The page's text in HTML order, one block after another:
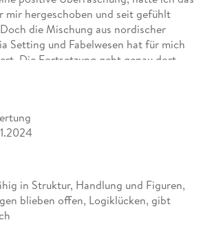
mir hergeschoben und seit gefühlt
die Mischung aus nordischer
Setting und Fabelwesen hat für mich
Die Fortsetzung geht genau dort
Ivy erneut zum Spielball der Götter
anderen Plan mit ihr?Ich fand
einerseits spannend, andererseits
Fantasy umfunktioniert. Dennoch war
Ende fesselnd und hat mich
mitgenommen, denn auch der Tod
in Struktur, Handlung und Figuren,
blieben offen, Logiklücken, gibt